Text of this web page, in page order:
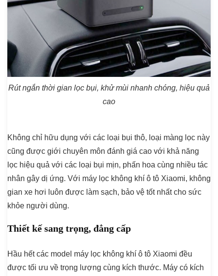
Rút ngắn thời gian lọc bụi, khử mùi nhanh chóng, hiệu quả
cao
Không chỉ hữu dụng với các loại bụi thô, loại màng lọc này
cũng được giới chuyên môn đánh giá cao với khả năng
lọc hiệu quả với các loại bụi mịn, phấn hoa cùng nhiều tác
nhân gây dị ứng. Với máy lọc không khí ô tô Xiaomi, không
gian xe hơi luôn được làm sạch, bảo vệ tốt nhất cho sức
khỏe người dùng.
Thiết kế sang trọng, đẳng cấp
Hầu hết các model máy lọc không khí ô tô Xiaomi đều
được tối ưu về trọng lượng cùng kích thước. Máy có kích